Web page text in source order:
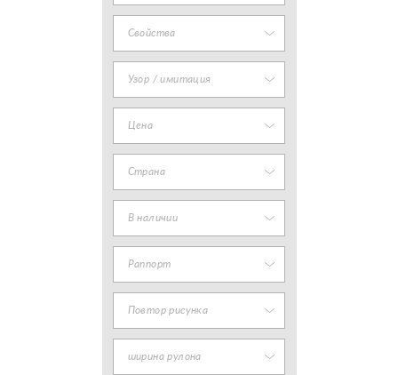
Свойства
Узор / имитация
Цена
Страна
В наличии
Раппорт
Повтор рисунка
ширина рулона